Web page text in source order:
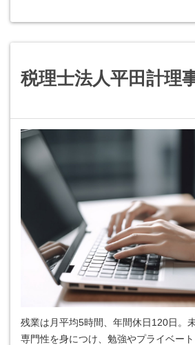
税理士法人平田計理
残業は月平均5時間、年間休日120日。
専門性を身につけ、勉強やプライベー